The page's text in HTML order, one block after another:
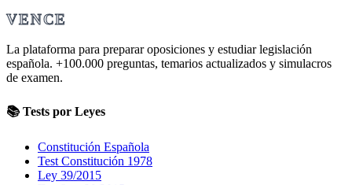
VENCE
La plataforma para preparar oposiciones y estudiar legislación
española. +100.000 preguntas, temarios actualizados y simulacros
de examen.
📚 Tests por Leyes
Constitución Española
Test Constitución 1978
Ley 39/2015